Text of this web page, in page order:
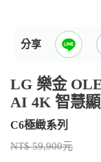
分享
LG 樂金
AI 4K 智慧
C6極緻系列
NT$ 59,900元